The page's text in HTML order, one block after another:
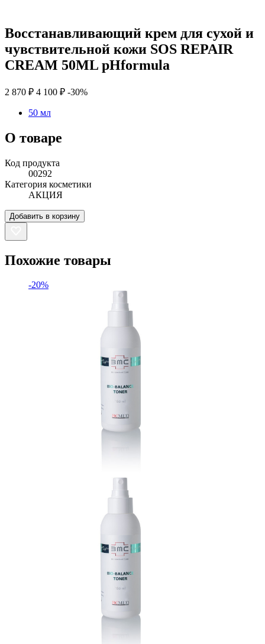
Восстанавливающий крем для сухой и
чувствительной кожи SOS REPAIR
CREAM 50ML pHformula
2 870 ₽ 4 100 ₽ -30%
50 мл
О товаре
Код продукта
00292
Категория косметики
АКЦИЯ
Добавить в корзину
Похожие товары
-20%